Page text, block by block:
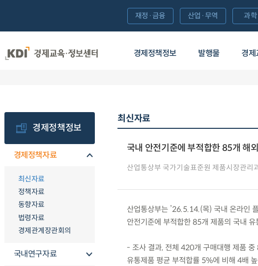
경제정책정보 발행물 경제
재정·금융 산업·무역 과
경제정책정보
경제정책자료
최신자료
정책자료
동향자료
법령자료
경제관계장관회의
국내연구자료
최신자료
국내 안전기준에 부적합한 85개 해
산업통상부 국가기술표준원 제품시장관리
산업통상부는 ’26.5.14.(목) 국내 온라인
안전기준에 부적합한 85개 제품의 국내 유
- 조사 결과, 전체 420개 구매대행 제품
유통제품 평균 부적합률 5%에 비해 4배